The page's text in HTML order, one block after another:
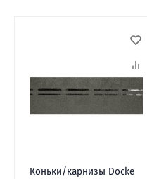
Коньки/карнизы Docke